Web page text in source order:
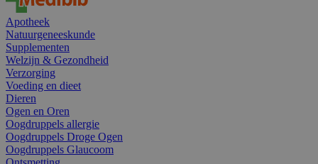
Apotheek
Natuurgeneeskunde
Supplementen
Welzijn & Gezondheid
Verzorging
Voeding en dieet
Dieren
Ogen en Oren
Oogdruppels allergie
Oogdruppels Droge Ogen
Oogdruppels Glaucoom